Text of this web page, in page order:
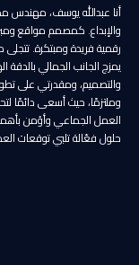
أنا عبدالله يوسف،
رقمية فريدة ومبتكرة.
يمزج الجانب الجمالي بالدقة
والتصميم، ومقدرتي على
وملتزمًا، حيث أسعى دائمًا
العمل الجماعي وأؤمن
حلول فعّالة تلبي توقعات